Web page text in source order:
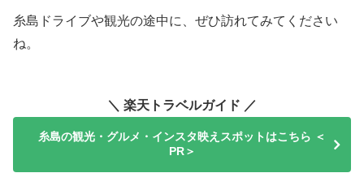
糸島ドライブや観光の途中に、ぜひ訪れてみてください
ね。
＼ 楽天トラベルガイド ／
糸島の観光・グルメ・インスタ映えスポットはこちら ＜
PR＞